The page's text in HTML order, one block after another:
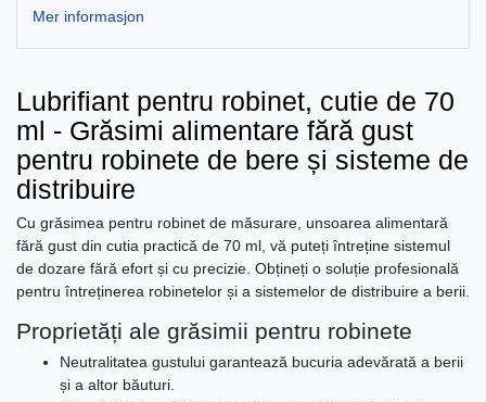
Mer informasjon
Lubrifiant pentru robinet, cutie de 70
ml - Grăsimi alimentare fără gust
pentru robinete de bere și sisteme de
distribuire
Cu grăsimea pentru robinet de măsurare, unsoarea alimentară
fără gust din cutia practică de 70 ml, vă puteți întreține sistemul
de dozare fără efort și cu precizie. Obțineți o soluție profesională
pentru întreținerea robinetelor și a sistemelor de distribuire a berii.
Proprietăți ale grăsimii pentru robinete
Neutralitatea gustului garantează bucuria adevărată a berii
și a altor băuturi.